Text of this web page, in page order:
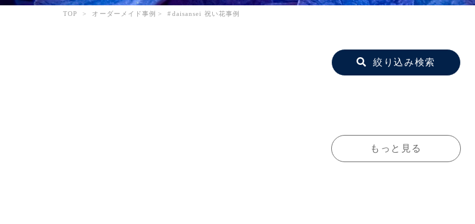
TOP > オーダーメイド事例 > #daisansei 祝い花事例
絞り込み検索
もっと見る